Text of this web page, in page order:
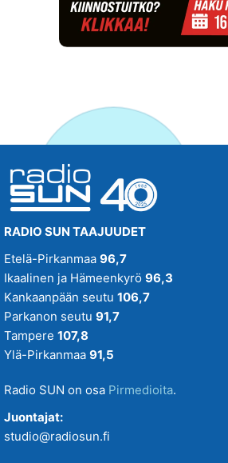
RADIO SUN TAAJUUDET
Etelä-Pirkanmaa 96,7
Ikaalinen ja Hämeenkyrö 96,3
Kankaanpään seutu 106,7
Parkanon seutu 91,7
Tampere 107,8
Ylä-Pirkanmaa 91,5
Radio SUN on osa Pirmedioita.
Juontajat:
studio@radiosun.fi